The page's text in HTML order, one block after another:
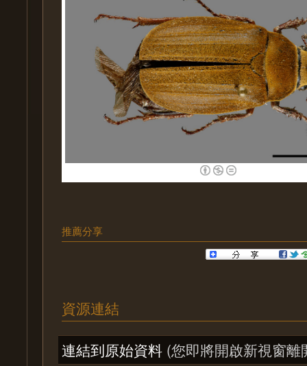
推薦分享
資源連結
連結到原始資料 (您即將開啟新視窗離